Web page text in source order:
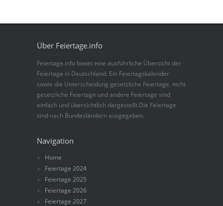
Über Feiertage.info
Feiertage.info bietet eine ausführliche Übersicht der
Feiertage in Deutschland. Ein Feiertagskalender
sowie die Unterscheidung gesetzliche Feiertage, nicht
gesetzliche Feiertage und andere Feiertage sind
einfach und übersichtlich dargestellt.Die Feiertage
sind nach Bundesländern ausgegeben.
Navigation
Home
Feiertage 2024
Feiertage 2025
Feiertage 2026
Feiertage 2027